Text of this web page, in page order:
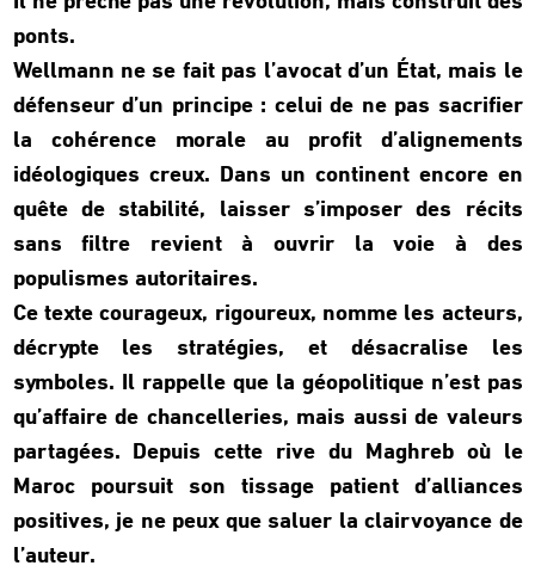
ponts.
Wellmann ne se fait pas l’avocat d’un État, mais le
défenseur d’un principe : celui de ne pas sacrifier
la cohérence morale au profit d’alignements
idéologiques creux. Dans un continent encore en
quête de stabilité, laisser s’imposer des récits
sans filtre revient à ouvrir la voie à des
populismes autoritaires.
Ce texte courageux, rigoureux, nomme les acteurs,
décrypte les stratégies, et désacralise les
symboles. Il rappelle que la géopolitique n’est pas
qu’affaire de chancelleries, mais aussi de valeurs
partagées. Depuis cette rive du Maghreb où le
Maroc poursuit son tissage patient d’alliances
positives, je ne peux que saluer la clairvoyance de
l’auteur.